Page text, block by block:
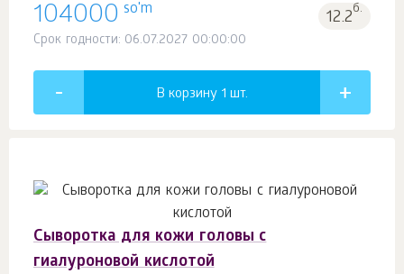
104000 so'm 12.2б.
Срок годности: 06.07.2027 00:00:00
В корзину 1 шт.
Сыворотка для кожи головы с
гиалуроновой кислотой